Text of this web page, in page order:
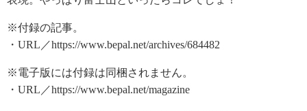
※付録の記事。
・URL／https://www.bepal.net/archives/684482
※電子版には付録は同梱されません。
・URL／https://www.bepal.net/magazine